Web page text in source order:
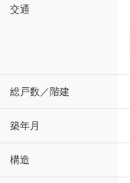
交通
総戸数／階建
築年月
構造